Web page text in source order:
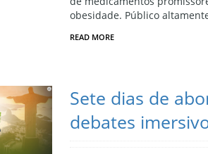
obesidade. Público
READ MORE
Sete dias de
debates